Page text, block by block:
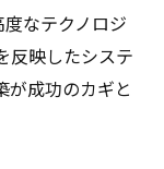
なテクノロジ
反映したシステ
が成功のカギと